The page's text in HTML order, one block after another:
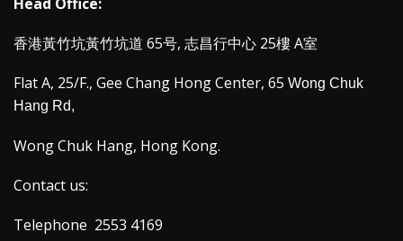
香港黃竹坑黃竹坑道 65号, 志昌行中心 25樓 A室
Flat A, 25/F., Gee Chang Hong Center, 65 Wong Chuk
Hang Rd,
Wong Chuk Hang, Hong Kong.
Contact us:
Telephone 2553 4169